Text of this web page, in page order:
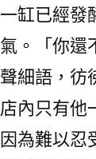
缸已經發
。「你還
細語，彷
內只有他
因為難以忍